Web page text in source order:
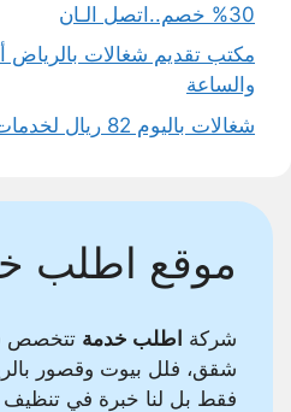
30% خصم..اتصل الـان
مكتب تقديم شغالات بالرياض
والساعة
شغالات باليوم 82 ريال لخدمات منزلية احترافية
موقع اطلب
شركة اطلب خدمة تتخصص
شقق، فلل بيوت وقصور
فقط بل لنا خبرة في تنظيف